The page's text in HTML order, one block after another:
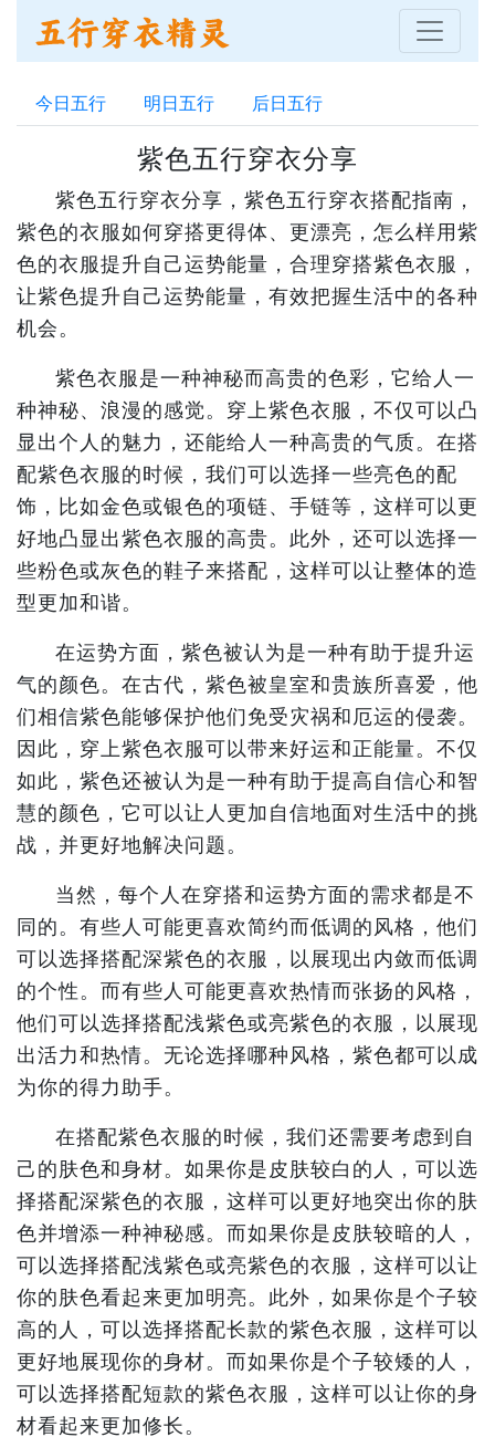
今日五行 明日五行 后日五行
紫色五行穿衣分享
紫色五行穿衣分享，紫色五行穿衣搭配指南，
紫色的衣服如何穿搭更得体、更漂亮，怎么样用紫
色的衣服提升自己运势能量，合理穿搭紫色衣服，
让紫色提升自己运势能量，有效把握生活中的各种
机会。
紫色衣服是一种神秘而高贵的色彩，它给人一
种神秘、浪漫的感觉。穿上紫色衣服，不仅可以凸
显出个人的魅力，还能给人一种高贵的气质。在搭
配紫色衣服的时候，我们可以选择一些亮色的配
饰，比如金色或银色的项链、手链等，这样可以更
好地凸显出紫色衣服的高贵。此外，还可以选择一
些粉色或灰色的鞋子来搭配，这样可以让整体的造
型更加和谐。
在运势方面，紫色被认为是一种有助于提升运
气的颜色。在古代，紫色被皇室和贵族所喜爱，他
们相信紫色能够保护他们免受灾祸和厄运的侵袭。
因此，穿上紫色衣服可以带来好运和正能量。不仅
如此，紫色还被认为是一种有助于提高自信心和智
慧的颜色，它可以让人更加自信地面对生活中的挑
战，并更好地解决问题。
当然，每个人在穿搭和运势方面的需求都是不
同的。有些人可能更喜欢简约而低调的风格，他们
可以选择搭配深紫色的衣服，以展现出内敛而低调
的个性。而有些人可能更喜欢热情而张扬的风格，
他们可以选择搭配浅紫色或亮紫色的衣服，以展现
出活力和热情。无论选择哪种风格，紫色都可以成
为你的得力助手。
在搭配紫色衣服的时候，我们还需要考虑到自
己的肤色和身材。如果你是皮肤较白的人，可以选
择搭配深紫色的衣服，这样可以更好地突出你的肤
色并增添一种神秘感。而如果你是皮肤较暗的人，
可以选择搭配浅紫色或亮紫色的衣服，这样可以让
你的肤色看起来更加明亮。此外，如果你是个子较
高的人，可以选择搭配长款的紫色衣服，这样可以
更好地展现你的身材。而如果你是个子较矮的人，
可以选择搭配短款的紫色衣服，这样可以让你的身
材看起来更加修长。